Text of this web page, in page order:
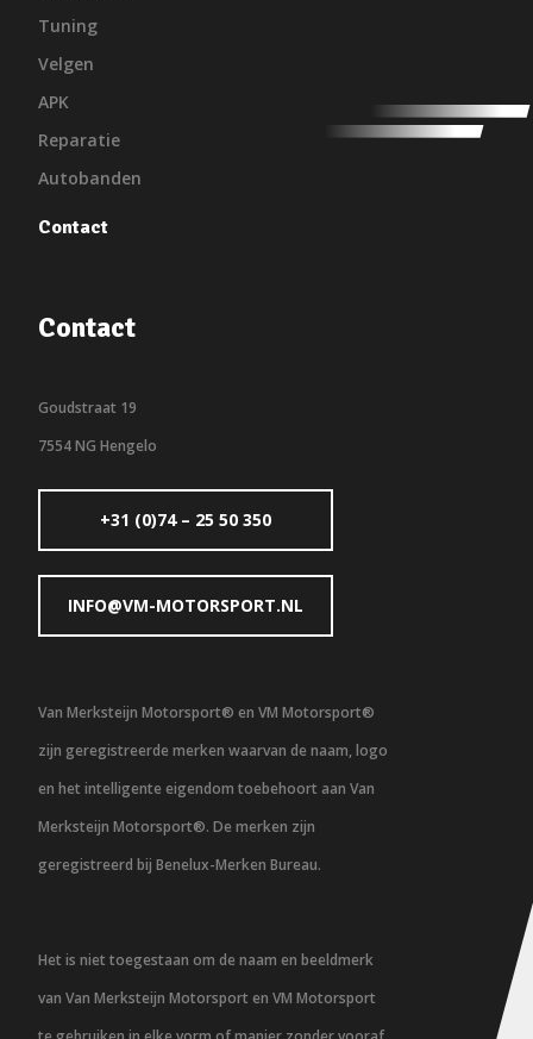
Tuning
Velgen
APK
Reparatie
Autobanden
Contact
Contact
Goudstraat 19
7554 NG Hengelo
+31 (0)74 – 25 50 350
INFO@VM-MOTORSPORT.NL
Van Merksteijn Motorsport® en VM Motorsport®
zijn geregistreerde merken waarvan de naam, logo
en het intelligente eigendom toebehoort aan Van
Merksteijn Motorsport®. De merken zijn
geregistreerd bij Benelux-Merken Bureau.
Het is niet toegestaan om de naam en beeldmerk
van Van Merksteijn Motorsport en VM Motorsport